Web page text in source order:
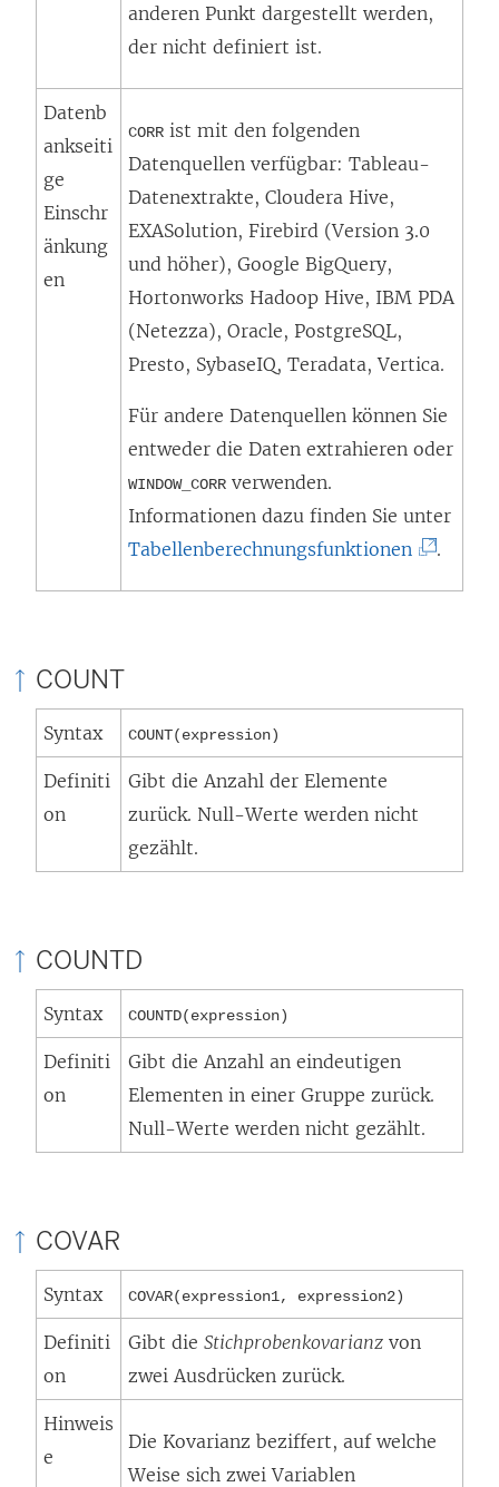
e
f
m
e
s
g
e
ö
f
n
t
)
anderen Punkt dargestellt werden,
der nicht definiert ist.
Datenb
ankseiti
ge
Einschr
änkung
en
CORR ist mit den folgenden
Datenquellen verfügbar: Tableau-
Datenextrakte, Cloudera Hive,
EXASolution, Firebird (Version 3.0
und höher), Google BigQuery,
Hortonworks Hadoop Hive, IBM PDA
(Netezza), Oracle, PostgreSQL,
Presto, SybaseIQ, Teradata, Vertica.
Für andere Datenquellen können Sie
entweder die Daten extrahieren oder
WINDOW_CORR verwenden.
Informationen dazu finden Sie unter
Tabellenberechnungsfunktionen
w
d
F
e
n
g
e
f
.
COUNT
Syntax COUNT(expression)
Definiti
on
Gibt die Anzahl der Elemente
zurück. Null-Werte werden nicht
gezählt.
COUNTD
Syntax COUNTD(expression)
Definiti
on
Gibt die Anzahl an eindeutigen
Elementen in einer Gruppe zurück.
Null-Werte werden nicht gezählt.
COVAR
Syntax COVAR(expression1, expression2)
Definiti
on
Gibt die Stichprobenkovarianz von
zwei Ausdrücken zurück.
Hinweis
e
Die Kovarianz beziffert, auf welche
Weise sich zwei Variablen